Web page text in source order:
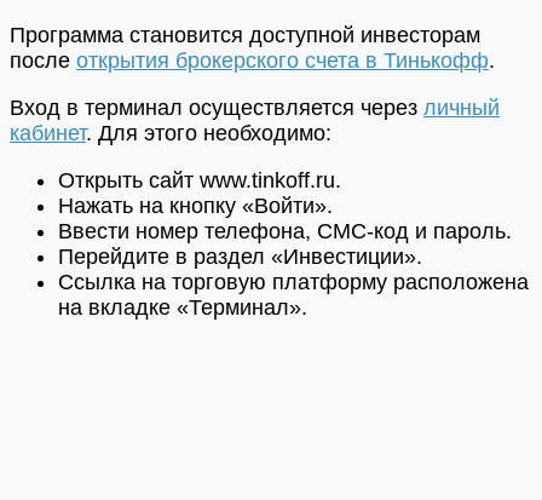
Программа становится доступной инвесторам
после открытия брокерского счета в Тинькофф.
Вход в терминал осуществляется через личный
кабинет. Для этого необходимо:
Открыть сайт www.tinkoff.ru.
Нажать на кнопку «Войти».
Ввести номер телефона, СМС-код и пароль.
Перейдите в раздел «Инвестиции».
Ссылка на торговую платформу расположена
на вкладке «Терминал».